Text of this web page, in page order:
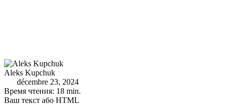
Aleks Kupchuk
décembre 23, 2024
Время чтения: 18 min.
Ваш текст або HTML